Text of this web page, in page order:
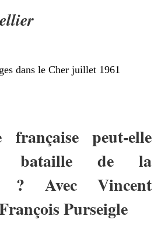
dans le Cher juillet 1961
française peut-elle
bataille de la
? Avec Vincent
Purseigle